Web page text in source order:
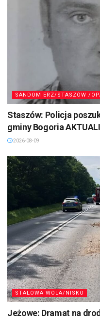
SANDOMIERZ/STASZÓW /
Staszów: Policja
gminy Bogoria
2026-08-09
STALOWA WOLA/NISKO
Jeżowe: Dramat na